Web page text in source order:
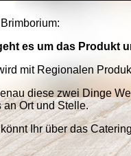
es um das Produkt
mit Regionalen
diese zwei Dinge
an Ort und Stelle.
Ihr über das